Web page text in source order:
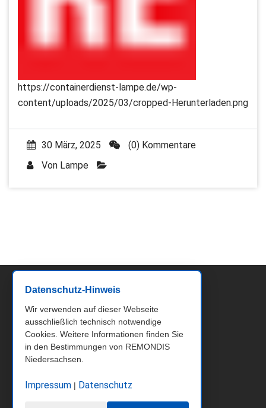
https://containerdienst-lampe.de/wp-
content/uploads/2025/03/cropped-Herunterladen.png
30 März, 2025
(0) Kommentare
Von Lampe
Datenschutz-Hinweis
Wir verwenden auf dieser Webseite
ausschließlich technisch notwendige
Cookies. Weitere Informationen finden Sie
in den Bestimmungen von REMONDIS
Niedersachsen.
Impressum | Datenschutz